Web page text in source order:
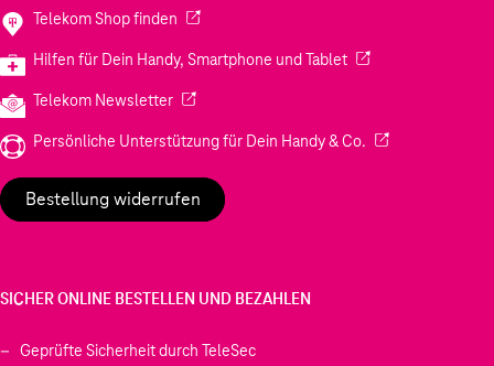
Telekom Shop finden (Wird in einem neuen Tab geöffnet)
Hilfen für Dein Handy, Smartphone und Tablet(Wird in einem
Telekom Newsletter(Wird in einem neuen Tab geöffnet)
Persönliche Unterstützung für Dein Handy & Co. (Wird in einem
Bestellung widerrufen
SICHER ONLINE BESTELLEN UND BEZAHLEN
Geprüfte Sicherheit durch TeleSec